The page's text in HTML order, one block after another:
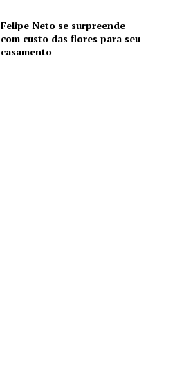
Felipe Neto se surpreende
com custo das flores para seu
casamento